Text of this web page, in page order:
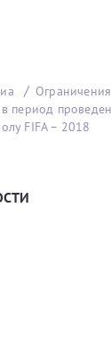
период
FIFA – 2018